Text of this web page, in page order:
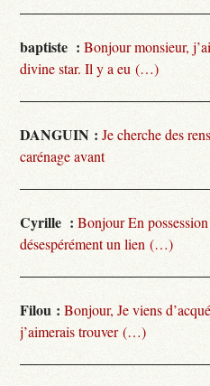
baptiste : Bonjour monsieur,
divine star. Il y a eu (…)
DANGUIN : Je cherche des
carénage avant
Cyrille : Bonjour En
désespérément un lien (…)
Filou : Bonjour, Je viens
j’aimerais trouver (…)